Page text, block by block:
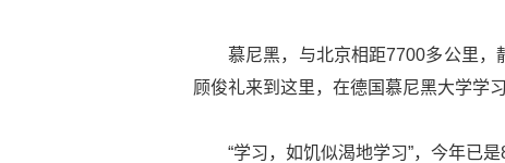
慕尼黑，与北京相距7700多公里，
顾俊礼来到这里，在德国慕尼黑大学学
“学习，如饥似渴地学习”，今年已